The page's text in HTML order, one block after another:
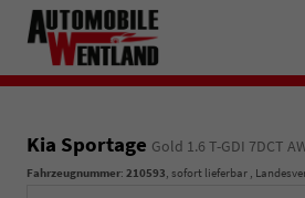
Kia Sportage Gold 1.6 T-GDI 7DCT
Fahrzeugnummer: 210593, sofort lieferbar ,